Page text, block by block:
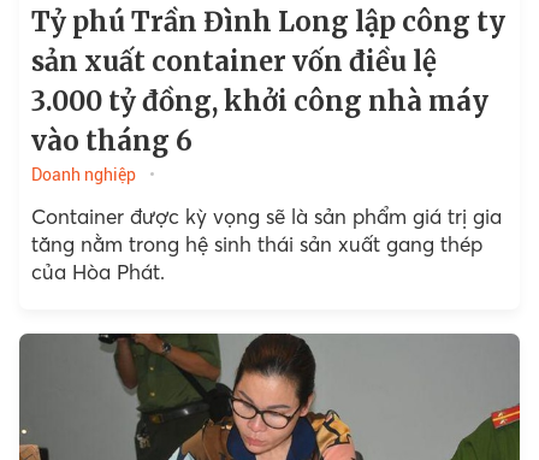
Tỷ phú Trần Đình Long lập công ty
sản xuất container vốn điều lệ
3.000 tỷ đồng, khởi công nhà máy
vào tháng 6
Doanh nghiệp
Container được kỳ vọng sẽ là sản phẩm giá trị gia
tăng nằm trong hệ sinh thái sản xuất gang thép
của Hòa Phát.